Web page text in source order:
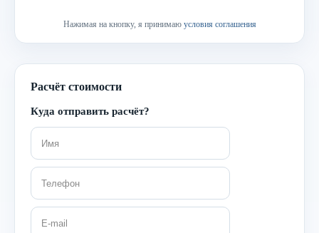
Нажимая на кнопку, я принимаю условия соглашения
Расчёт стоимости
Куда отправить расчёт?